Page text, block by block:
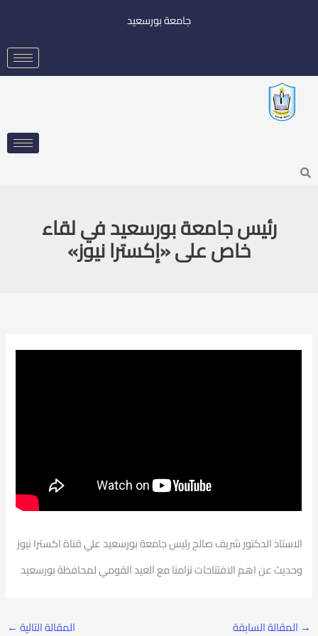
جامعة بورسعيد
Search
رئيس جامعة بورسعيد في لقاء
خاص على «إكسترا نيوز»
الاستاذ الدكتور شريف صالح رئيس جامعة بورسعيد علي قناة اكسترا نيوز
وحديث عن اهم الافتتاحات تزامنا مع العيد القومي لمحافظة بورسعيد
→ المقالة السابقة المقالة التالية ←